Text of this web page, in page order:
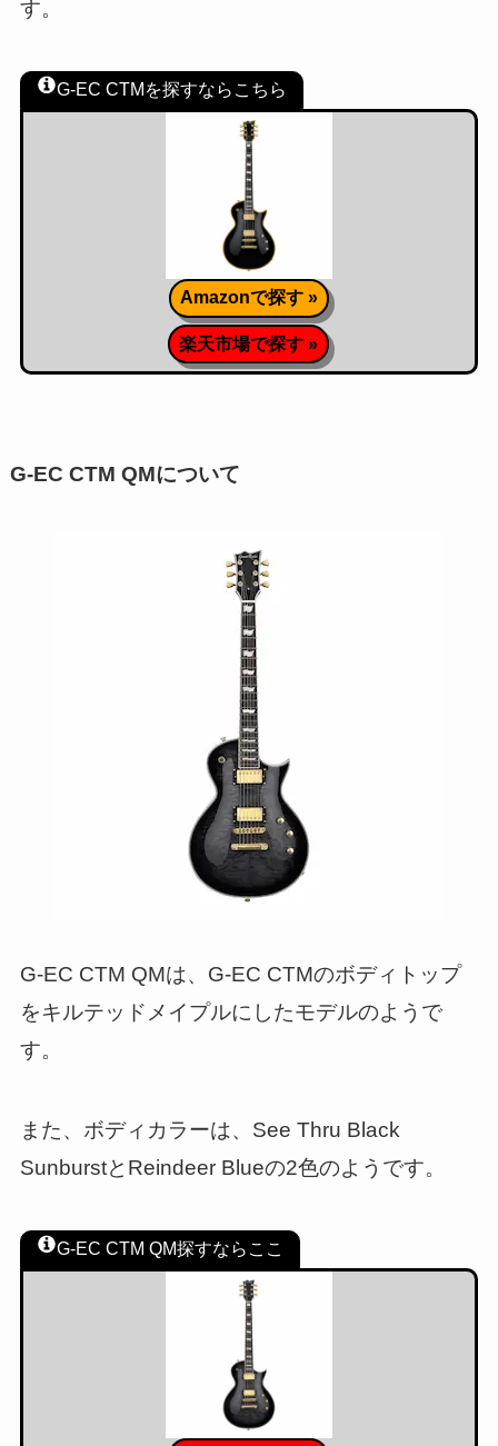
す。
G-EC CTMを探すならこちら
Amazonで探す »
楽天市場で探す »
G-EC CTM QMについて
G-EC CTM QMは、G-EC CTMのボディトップ
をキルテッドメイプルにしたモデルのようで
す。
また、ボディカラーは、See Thru Black
SunburstとReindeer Blueの2色のようです。
G-EC CTM QM探すならここ